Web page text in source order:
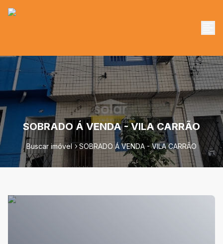
SOBRADO Á VENDA - VILA CARRÃO
Buscar imóvel SOBRADO Á VENDA - VILA CARRÃO